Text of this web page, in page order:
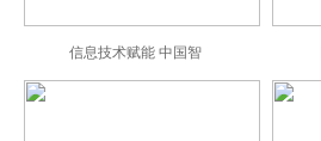
信息技术赋能 中国智